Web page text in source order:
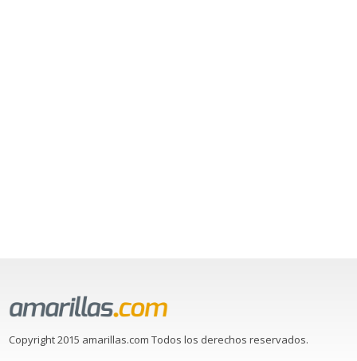
Copyright 2015 amarillas.com Todos los derechos reservados.